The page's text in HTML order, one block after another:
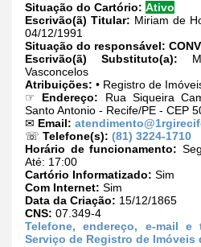
Situação do Cartório: Ativo
Escrivão(ã) Titular: Miriam de
04/12/1991
Situação do responsável:
Escrivão(ã) Substituto(a):
Vasconcelos
Atribuições: • Registro de
☞ Endereço: Rua Siqueira
Santo Antonio - Recife/PE - CEP
✉ Email:
☏ Telefone(s): (81) 3224-1710
Horário de funcionamento:
Até: 17:00
Cartório Informatizado: Sim
Com Internet: Sim
Data da Criação: 15/12/1865
CNS: 07.349-4
Telefone, endereço, e-mail
Serviço de Registro de Imóveis